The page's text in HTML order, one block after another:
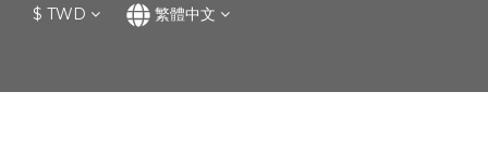
$ TWD 繁體中文